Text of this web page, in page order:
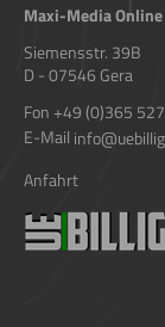
Maxi-Media
Siemensstr. 39B
D - 07546 Gera
Fon +49 (0)365
E-Mail
Anfahrt